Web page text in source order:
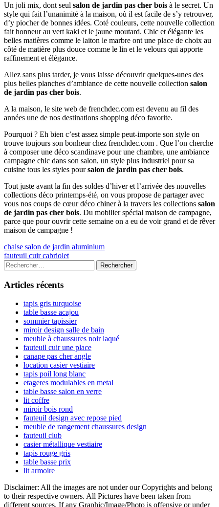
Un joli mix, dont seul salon de jardin pas cher bois à le secret. Un
style qui fait l’unanimité à la maison, où il est facile de s’y retrouver,
d’y piocher de bonnes idées. Coté couleurs, cette nouvelle collection
fait honneur au vert kaki et le jaune moutard. Chic et élégante les
belles matières comme le laiton le marbre ont une place de choix au
côté de matière plus douce comme le lin et le velours qui apporte
raffinement et élégance.
Allez sans plus tarder, je vous laisse découvrir quelques-unes des
plus belles planches d’ambiance de cette nouvelle collection salon
de jardin pas cher bois.
A la maison, le site web de frenchdec.com est devenu au fil des
années une de nos destinations shopping déco favorite.
Pourquoi ? Eh bien c’est assez simple peut-importe son style on
trouve toujours son bonheur chez frenchdec.com . Que l’on cherche
à composer une déco scandinave pour une chambre, une ambiance
campagne chic dans son salon, un style plus industriel pour sa
cuisine tous les styles poursalon de jardin pas cher bois.
Tout juste avant la fin des soldes d’hiver et l’arrivée des nouvelles
collections déco printemps-été, on vous propose de partager avec
vous nos coups de cœur déco chiner à la travers les collections salon
de jardin pas cher bois. Du mobilier spécial maison de campagne,
parce que pour ouvrir cette semaine on a eu de voir grand et de rêver
maison de campagne !
Navigation
de
l’article
Previous
article:
chaise salon de jardin aluminium
Next
article:
fauteuil cuir cabriolet
Colonne
latérale
principale
Rechercher :
Articles récents
tapis gris turquoise
table basse acajou
sommier tapissier
miroir design salle de bain
meuble à chaussures noir laqué
fauteuil cuir une place
canape pas cher angle
location casier vestiaire
tapis poil long blanc
etageres modulables en metal
table basse salon en verre
lit coffre
miroir bois rond
fauteuil design avec repose pied
meuble de rangement chaussures design
fauteuil club
casier métallique vestiaire
tapis rouge gris
table basse prix
lit armoire
Disclaimer: All the images are not under our Copyrights and belong
to their respective owners. All Pictures have been taken from
different sources, If any Graphic/Image/Photo is offensive or under